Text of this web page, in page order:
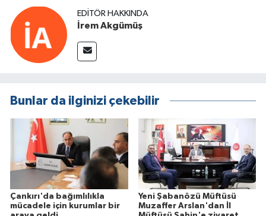
EDITÖR HAKKINDA
İrem Akgümüş
Bunlar da ilginizi çekebilir
Çankırı'da bağımlılıkla
mücadele için kurumlar bir
Yeni Şabanözü Müftüsü
Muzaffer Arslan'dan İl